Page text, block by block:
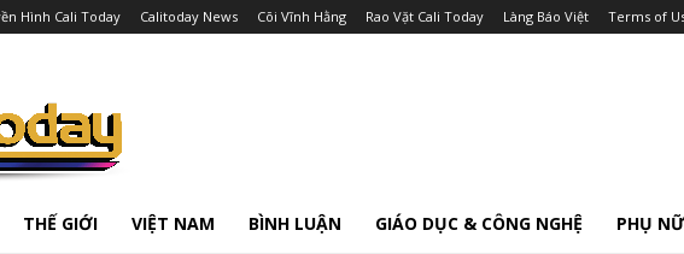
Hình Cali Today Calitoday News Cõi Vĩnh Hằng Rao Vặt Cali Today Làng Báo Việt Terms of
THẾ GIỚI VIỆT NAM BÌNH LUẬN GIÁO DỤC & CÔNG NGHỆ PHỤ NỮ